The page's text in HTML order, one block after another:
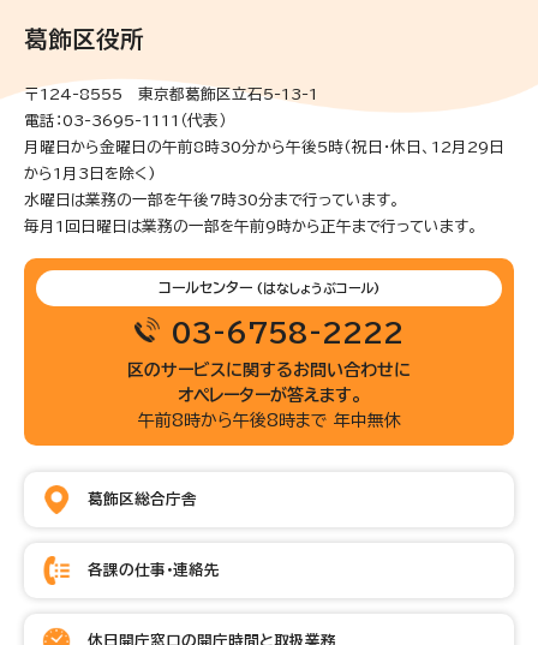
葛飾区役所
〒124-8555 東京都葛飾区立石5-13-1
電話：03-3695-1111（代表）
月曜日から金曜日の午前8時30分から午後5時(祝日・休日、12月29日
から1月3日を除く)
水曜日は業務の一部を午後7時30分まで行っています。
毎月1回日曜日は業務の一部を午前9時から正午まで行っています。
コールセンター (はなしょうぶコール)
03-6758-2222
区のサービスに関するお問い合わせに
オペレーターが答えます。
午前8時から午後8時まで 年中無休
葛飾区総合庁舎
各課の仕事・連絡先
休日開庁窓口の開庁時間と取扱業務